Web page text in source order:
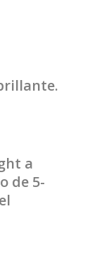
a
de 5-